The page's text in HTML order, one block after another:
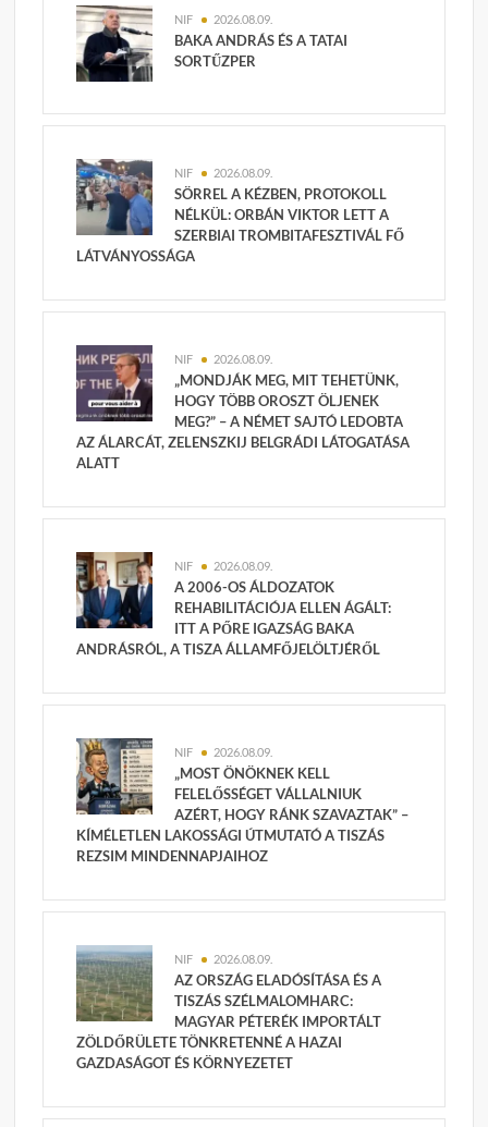
NIF 2026.08.09.
BAKA ANDRÁS ÉS A TATAI
SORTŰZPER
NIF 2026.08.09.
SÖRREL A KÉZBEN, PROTOKOLL
NÉLKÜL: ORBÁN VIKTOR LETT A
SZERBIAI TROMBITAFESZTIVÁL FŐ
LÁTVÁNYOSSÁGA
NIF 2026.08.09.
„MONDJÁK MEG, MIT TEHETÜNK,
HOGY TÖBB OROSZT ÖLJENEK
MEG?” – A NÉMET SAJTÓ LEDOBTA
AZ ÁLARCÁT, ZELENSZKIJ BELGRÁDI LÁTOGATÁSA
ALATT
NIF 2026.08.09.
A 2006-OS ÁLDOZATOK
REHABILITÁCIÓJA ELLEN ÁGÁLT:
ITT A PŐRE IGAZSÁG BAKA
ANDRÁSRÓL, A TISZA ÁLLAMFŐJELÖLTJÉRŐL
NIF 2026.08.09.
„MOST ÖNÖKNEK KELL
FELELŐSSÉGET VÁLLALNIUK
AZÉRT, HOGY RÁNK SZAVAZTAK” –
KÍMÉLETLEN LAKOSSÁGI ÚTMUTATÓ A TISZÁS
REZSIM MINDENNAPJAIHOZ
NIF 2026.08.09.
AZ ORSZÁG ELADÓSÍTÁSA ÉS A
TISZÁS SZÉLMALOMHARC:
MAGYAR PÉTERÉK IMPORTÁLT
ZÖLDŐRÜLETE TÖNKRETENNÉ A HAZAI
GAZDASÁGOT ÉS KÖRNYEZETET